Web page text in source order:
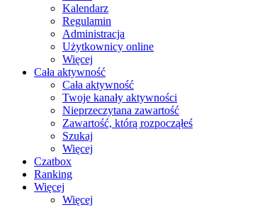
Kalendarz
Regulamin
Administracja
Użytkownicy online
Więcej
Cała aktywność
Cała aktywność
Twoje kanały aktywności
Nieprzeczytana zawartość
Zawartość, którą rozpocząłeś
Szukaj
Więcej
Czatbox
Ranking
Więcej
Więcej